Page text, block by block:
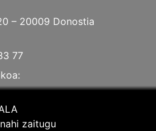
– 20009 Donostia
77
zaitugu